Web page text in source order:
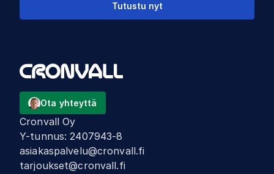
Tutustu nyt
Ota yhteyttä
Cronvall Oy
Y-tunnus:2407943-8
asiakaspalvelu@cronvall.fi
tarjoukset@cronvall.fi